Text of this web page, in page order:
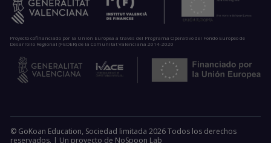
Proyecto cofinanciado por la Unión Europea a través del Programa Operativo del Fondo Europeo de
Desarrollo Regional (FEDER) de la Comunitat Valenciana 2014-2020
© GoKoan Education, Sociedad limitada 2026 Todos los derechos
reservados. | Un proyecto de NoSpoon Lab